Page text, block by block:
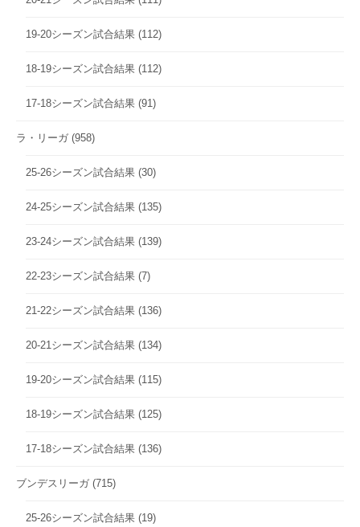
19-20シーズン試合結果 (112)
18-19シーズン試合結果 (112)
17-18シーズン試合結果 (91)
ラ・リーガ (958)
25-26シーズン試合結果 (30)
24-25シーズン試合結果 (135)
23-24シーズン試合結果 (139)
22-23シーズン試合結果 (7)
21-22シーズン試合結果 (136)
20-21シーズン試合結果 (134)
19-20シーズン試合結果 (115)
18-19シーズン試合結果 (125)
17-18シーズン試合結果 (136)
ブンデスリーガ (715)
25-26シーズン試合結果 (19)